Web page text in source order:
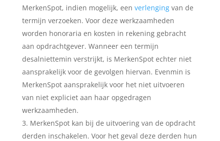
MerkenSpot, indien mogelijk, een verlengingvan de
termijn verzoeken. Voor deze werkzaamheden
worden honoraria en kosten in rekening gebracht
aan opdrachtgever. Wanneer een termijn
desalniettemin verstrijkt, is MerkenSpot echter niet
aansprakelijk voor de gevolgen hiervan. Evenmin is
MerkenSpot aansprakelijk voor het niet uitvoeren
van niet expliciet aan haar opgedragen
werkzaamheden.
MerkenSpot kan bij de uitvoering van de opdracht
derden inschakelen. Voor het geval deze derden hun